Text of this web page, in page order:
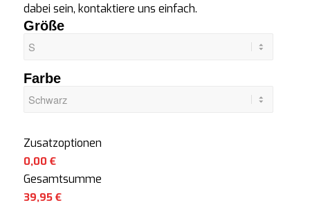
dabei sein, kontaktiere uns einfach.
Größe
Farbe
Zusatzoptionen
0,00 €
Gesamtsumme
39,95 €